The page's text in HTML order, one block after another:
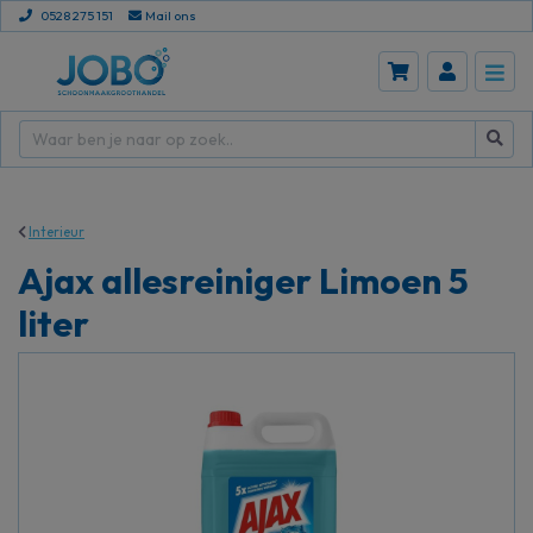
0528 275 151 Mail ons
Interieur
Ajax allesreiniger Limoen 5
liter